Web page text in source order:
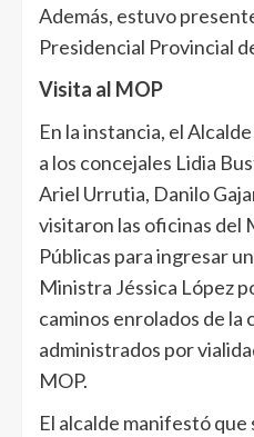
Además, estuvo
Presidencial Provincial
Visita al MOP
En la instancia, el
a los concejales Lidia
Ariel Urrutia, Danilo
visitaron las oficinas del
Públicas para ingresar
Ministra Jéssica López
caminos enrolados de la
administrados por
MOP.
El alcalde manifestó que